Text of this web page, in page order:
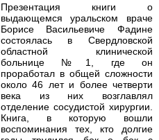
Презентация книги о
выдающемся уральском враче
Борисе Васильевиче Фадине
состоялась в Свердловской
областной клинической
больнице №1, где он
проработал в общей сложности
около 46 лет и более четверти
века из них возглавлял
отделение сосудистой хирургии.
Книга, в которую вошли
воспоминания тех, кто долгие